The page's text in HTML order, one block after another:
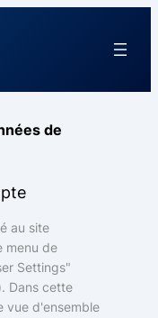
de
au site
menu de
Settings"
Dans cette
vue d'ensemble